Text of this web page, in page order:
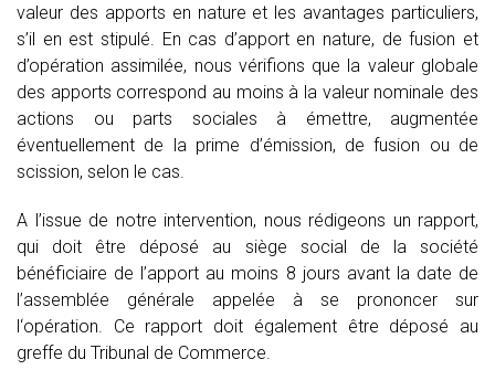
valeur des apports en nature et les avantages particuliers,
s’il en est stipulé. En cas d’apport en nature, de fusion et
d’opération assimilée, nous vérifions que la valeur globale
des apports correspond au moins à la valeur nominale des
actions ou parts sociales à émettre, augmentée
éventuellement de la prime d’émission, de fusion ou de
scission, selon le cas.
A l’issue de notre intervention, nous rédigeons un rapport,
qui doit être déposé au siège social de la société
bénéficiaire de l’apport au moins 8 jours avant la date de
l’assemblée générale appelée à se prononcer sur
l‘opération. Ce rapport doit également être déposé au
greffe du Tribunal de Commerce.